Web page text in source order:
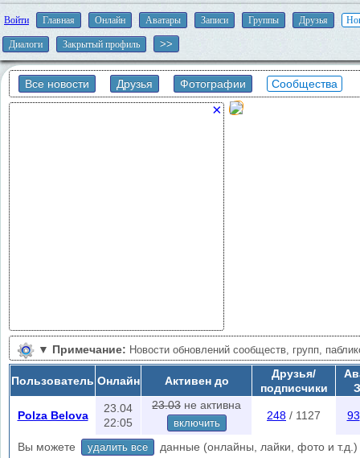
Войти Главная Онлайн Аватары Записи Группы Друзья
Диалоги Закрытый профиль
Все новости Друзья Фотографии Сообщества
×
▼ Примечание: Новости обновлений сообществ, групп,
при заходе на эту страничку.
Скрытые группы находятся в автоматическом режиме или в меню
поиска скрытых сообществ.
Пользователь Онлайн Активен до
Друзья/
подписчики
Polza Belova
23.04
22:05
23.03 не активна
включить
248 / 1127 93
Вы можете удалить все
данные (онлайны, лайки, фото и т.д.)